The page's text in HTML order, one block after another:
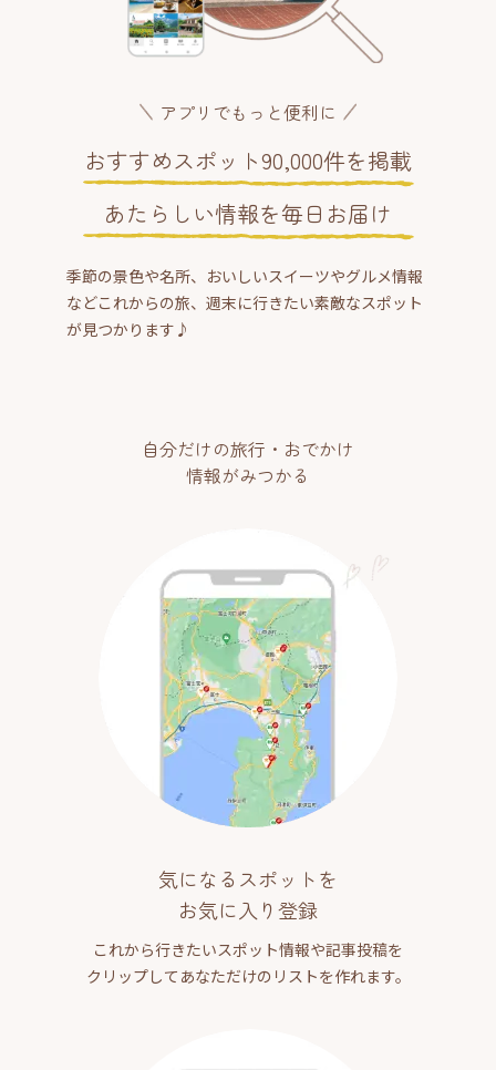
アプリでもっと便利に
おすすめスポット90,000件を掲載
あたらしい情報を毎日お届け
季節の景色や名所、おいしいスイーツやグルメ情報
などこれからの旅、週末に行きたい素敵なスポット
が見つかります♪
自分だけの旅行・おでかけ
情報がみつかる
気になるスポットを
お気に入り登録
これから行きたいスポット情報や記事投稿を
クリップしてあなただけのリストを作れます。